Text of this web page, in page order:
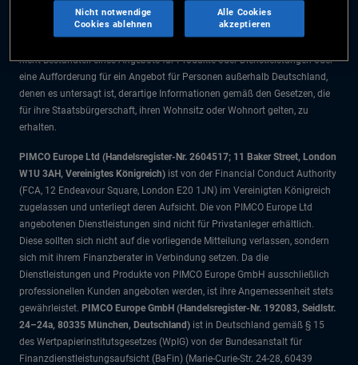
Die Produkte und Dienstleistungen stehen nur Bürgern dieser
nicht Bestandteil eines Angebots für Produkte oder Dienstleistungen oder
eine Aufforderung für ein Angebot für Personen außerhalb Deutschland,
denen es untersagt ist, derartige Informationen gemäß den Gesetzen, die
für ihre Staatsbürgerschaft, ihren Wohnsitz oder Wohnort gelten, zu
erhalten.
PIMCO Europe Ltd (Handelsregister-Nr. 2604517; 11 Baker Street, London
W1U 3AH, Vereinigtes Königreich) ist von der Financial Conduct Authority
(FCA, 12 Endeavour Square, London E20 1JN) im Vereinigten Königreich
zugelassen und unterliegt deren Aufsicht. Die von PIMCO Europe Ltd
angebotenen Dienstleistungen sind nicht für Privatanleger erhältlich.
Diese sollten sich nicht auf die vorliegende Mitteilung verlassen, sondern
sich mit ihrem Finanzberater in Verbindung setzen. Da die
Dienstleistungen und Produkte von PIMCO Europe GmbH ausschließlich
professionellen Kunden angeboten werden, ist ihre Angemessenheit stets
gewährleistet. PIMCO Europe GmbH (Handelsregister-Nr. 192083, Seidlstr.
24–24a, 80335 München, Deutschland) ist in Deutschland gemäß § 15
des Wertpapierinstitutsgesetzes (WpIG) von der Bundesanstalt für
Finanzdienstleistungsaufsicht (BaFin) (Marie-Curie-Str. 24-28, 60439
Nicht notwendige
Cookies ablehnen
Alle Cookies
akzeptieren